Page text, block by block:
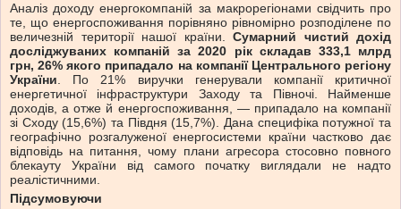
Аналіз доходу енергокомпаній за макрорегіонами свідчить про
те, що енергоспоживання порівняно рівномірно розподілене по
величезній території нашої країни. Сумарний чистий дохід
досліджуваних компаній за 2020 рік складав 333,1 млрд
грн, 26% якого припадало на компанії Центрального регіону
України. По 21% виручки генерували компанії критичної
енергетичної інфраструктури Заходу та Півночі. Найменше
доходів, а отже й енергоспоживання, — припадало на компанії
зі Сходу (15,6%) та Півдня (15,7%). Дана специфіка потужної та
географічно розгалуженої енергосистеми країни частково дає
відповідь на питання, чому плани агресора стосовно повного
блекауту України від самого початку виглядали не надто
реалістичними.
Підсумовуючи